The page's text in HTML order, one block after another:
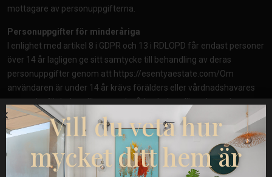
mottagare av personuppgifterna.
Personuppgifter för minderåriga
I enlighet med artikel 8 i GDPR och 13 i RDLOPD får endast personer
över 14 år lagligen ge sitt samtycke till behandling av deras
personuppgifter genom att https://esentyaestate.com/Om
användaren är under 14 år krävs förälders eller vårdnadshavares
samtycke för behandlingen, och sådan behandling ska endast
anses vara laglig i den mån de har godkänt den.
Sekretess och säkerhet för personuppgifter
https://esentyaestate.com/
åtar sig att vidta nödvändiga tekniska
och organisatoriska åtgärder, i enlighet med lämplig säkerhetsnivå i
Vill du veta hur
mycket ditt hem är